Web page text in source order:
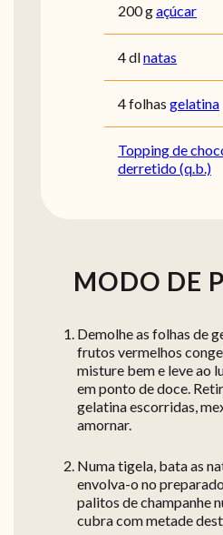
200 gaçúcar
4 dlnatas
4 folhas gelatina
Topping de
derretido (q.b.)
MODO DE
Demolhe as folhas de
frutos vermelhos
misture bem e leve ao
em ponto de doce.
gelatina escorridas,
amornar.
Numa tigela, bata as
envolva-o no
palitos de champanhe
cubra com metade